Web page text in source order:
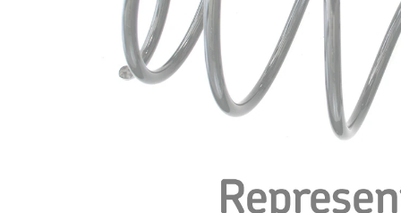
Tvar
pružiny
pružina s
konstatním
průměrem
Vnější
průměr
109 mm
151 mm